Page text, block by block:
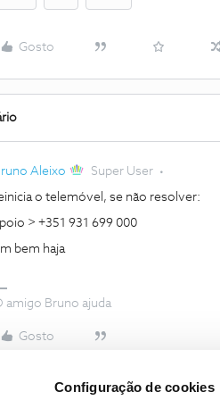
Configuração de cookies
Gosto
Aleixo Super User
o telemóvel, se não resolver:
> +351 931 699 000
bem haja
amigo Bruno ajuda
Gosto